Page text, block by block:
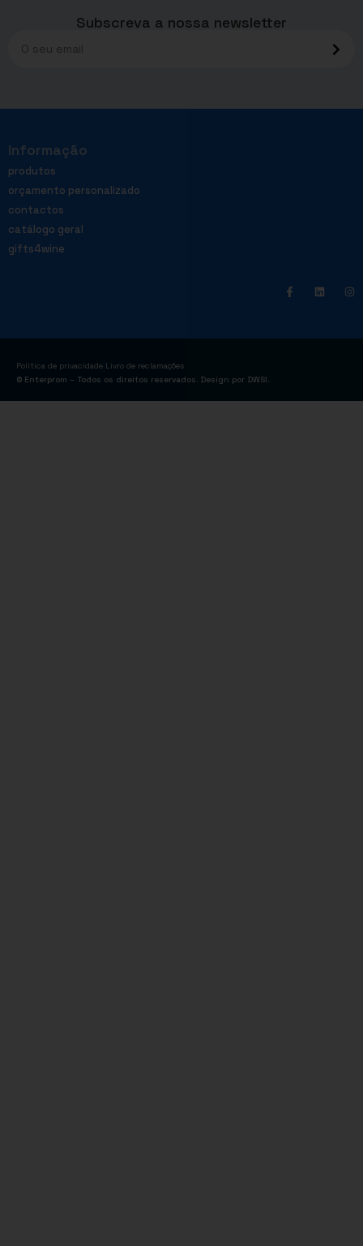
Subscreva a nossa newsletter
Informação
produtos
orçamento personalizado
contactos
catálogo geral
gifts4wine
Política de privacidade Livro de reclamações
© Enterprom – Todos os direitos reservados. Design por DWSI.